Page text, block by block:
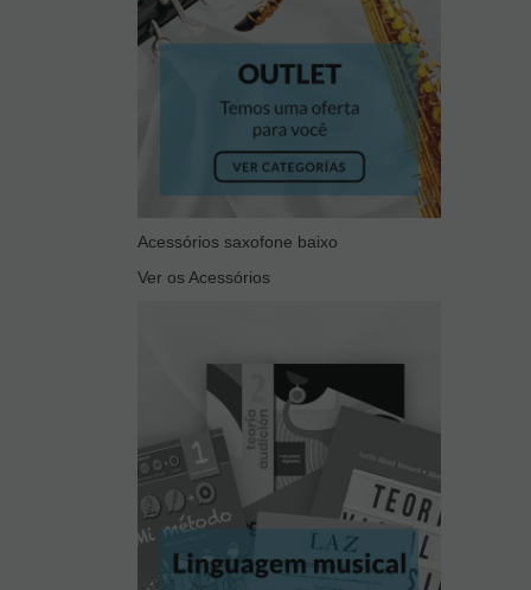
Acessórios saxofone baixo
Ver os Acessórios